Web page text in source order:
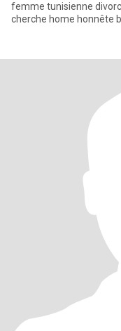
femme tunisienne
cherche home honnête